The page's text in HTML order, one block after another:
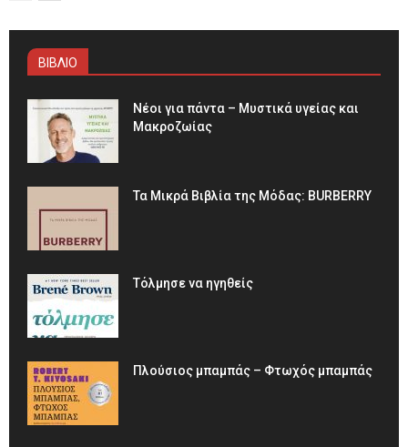
ΒΙΒΛΙΟ
Νέοι για πάντα – Μυστικά υγείας και
Μακροζωίας
Τα Μικρά Βιβλία της Μόδας: BURBERRY
Τόλμησε να ηγηθείς
Πλούσιος μπαμπάς – Φτωχός μπαμπάς